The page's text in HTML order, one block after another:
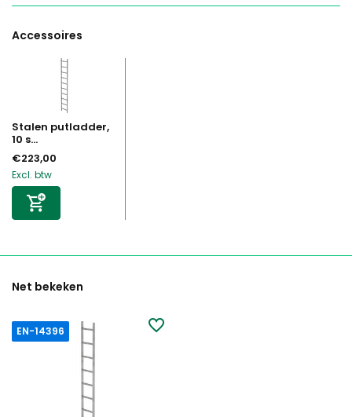
Accessoires
Stalen putladder,
10 s...
€223,00
Excl. btw
Net bekeken
EN-14396